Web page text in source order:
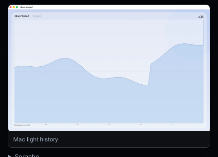
Mac light history